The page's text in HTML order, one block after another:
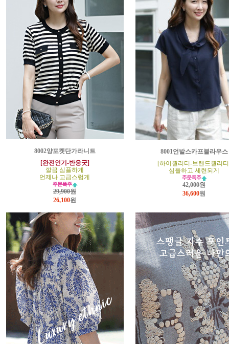
8002양포켓단가라니트
[완전인기-반응굿]
깔끔 심플하게
언제나 고급스럽게
29,900원
26,100원
8001언발스카프블라우스
[하이퀄리티-브랜드퀄리
심플하고 세련되게
42,000원
36,600원